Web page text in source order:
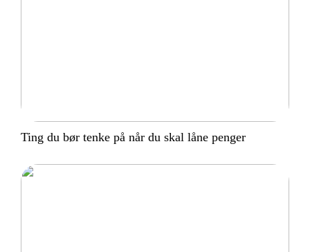
Ting du bør tenke på når du skal låne penger